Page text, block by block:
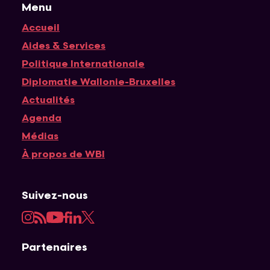
Menu
Accueil
Navigation principale
Aides & Services
Politique Internationale
Diplomatie Wallonie-Bruxelles
Actualités
Agenda
Médias
À propos de WBI
Suivez-nous
Instagram
RSSYouTube
Facebook
LinkedIn
Twitter
Partenaires